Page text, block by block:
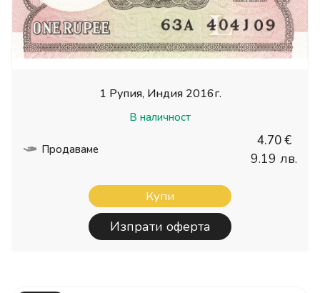
1 Рупия, Индия 2016г.
В наличност
Продаваме
4.70 €
9.19 лв.
Купи
Изпрати оферта